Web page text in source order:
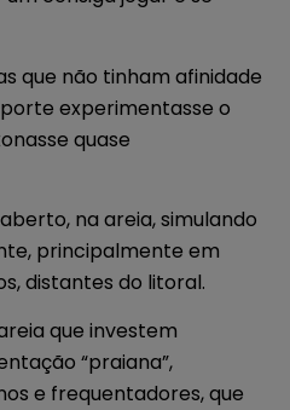
que não tinham afinidade
experimentasse o
quase
na areia, simulando
principalmente em
distantes do litoral.
que investem
“praiana”,
e frequentadores, que